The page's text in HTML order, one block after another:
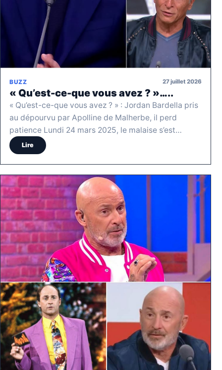
BUZZ 27 juillet 2026
« Qu’est-ce-que vous avez ? »…..
« Qu’est-ce-que vous avez ? » : Jordan Bardella pris
au dépourvu par Apolline de Malherbe, il perd
patience Lundi 24 mars 2025, le malaise s’est…
Lire